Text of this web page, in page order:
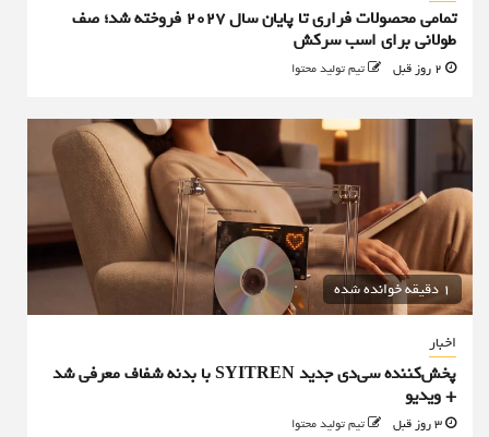
تمامی محصولات فراری تا پایان سال ۲۰۲۷ فروخته شد؛ صف
طولانی برای اسب سرکش
تیم تولید محتوا
1 دقیقه خوانده شده
اخبار
پخش‌کننده سی‌دی جدید SYITREN با بدنه شفاف معرفی شد
+ ویدیو
تیم تولید محتوا